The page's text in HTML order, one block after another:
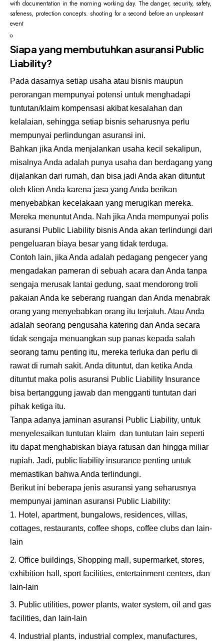
with documentation in the morning working day. The danger, security, safety,
safeness, protection concepts. shooting for a second before an unpleasant
event
Siapa yang membutuhkan asuransi Public
Liability?
Pada dasarnya setiap usaha atau bisnis maupun
perorangan mempunyai potensi untuk menghadapi
tuntutan/klaim kompensasi akibat kesalahan dan
kelalaian, sehingga setiap bisnis seharusnya perlu
mempunyai perlindungan asuransi ini.
Bahkan jika Anda menjalankan usaha kecil sekalipun,
misalnya Anda adalah punya usaha dan berdagang yang
dijalankan dari rumah, dan bisa jadi Anda akan dituntut
oleh klien Anda karena jasa yang Anda berikan
menyebabkan kecelakaan yang merugikan mereka.
Mereka menuntut Anda. Nah jika Anda mempunyai polis
asuransi Public Liability bisnis Anda akan terlindungi dari
pengeluaran biaya besar yang tidak terduga.
Contoh lain, jika Anda adalah pedagang pengecer yang
mengadakan pameran di sebuah acara dan Anda tanpa
sengaja merusak lantai gedung, saat mendorong troli
pakaian Anda ke seberang ruangan dan Anda menabrak
orang yang menyebabkan orang itu terjatuh. Atau Anda
adalah seorang pengusaha katering dan Anda secara
tidak sengaja menuangkan sup panas kepada salah
seorang tamu penting itu, mereka terluka dan perlu di
rawat di rumah sakit. Anda dituntut, dan ketika Anda
dituntut maka polis asuransi Public Liability Insurance
bisa bertanggung jawab dan mengganti tuntutan dari
pihak ketiga itu.
Tanpa adanya jaminan asuransi Public Liability, untuk
menyelesaikan tuntutan klaim dan tuntutan lain seperti
itu dapat menghabiskan biaya ratusan dan hingga miliar
rupiah. Jadi, public liability insurance penting untuk
memastikan bahwa Anda terlindungi.
Berikut ini beberapa jenis asuransi yang seharusnya
mempunyai jaminan asuransi Public Liability:
Hotel, apartment, bungalows, residences, villas,
cottages, restaurants, coffee shops, coffee clubs dan lain-
lain
Office buildings, Shopping mall, supermarket, stores,
exhibition hall, sport facilities, entertainment centers, dan
lain-lain
Public utilities, power plants, water system, oil and gas
facilities, dan lain-lain
Industrial plants, industrial complex, manufactures,